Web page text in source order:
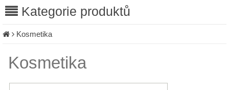
Kategorie produktů
Kosmetika
Kosmetika